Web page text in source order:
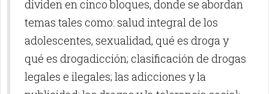
dividen en cinco bloques, donde se abordan
temas tales como: salud integral de los
adolescentes, sexualidad, qué es droga y
qué es drogadicción; clasificación de drogas
legales e ilegales; las adicciones y la